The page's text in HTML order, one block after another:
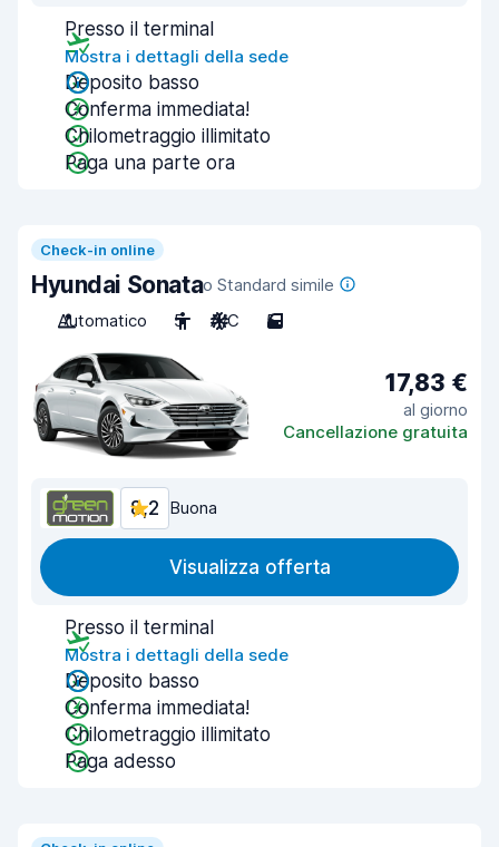
Presso il terminal
Mostra i dettagli della sede
Deposito basso
Conferma immediata!
Chilometraggio illimitato
Paga una parte ora
Check-in online
Hyundai Sonatao Standard simile
Automatico
5 A/C 5
17,83 €
al giorno
Cancellazione gratuita
8,2 Buona
Visualizza offerta
Presso il terminal
Mostra i dettagli della sede
Deposito basso
Conferma immediata!
Chilometraggio illimitato
Paga adesso